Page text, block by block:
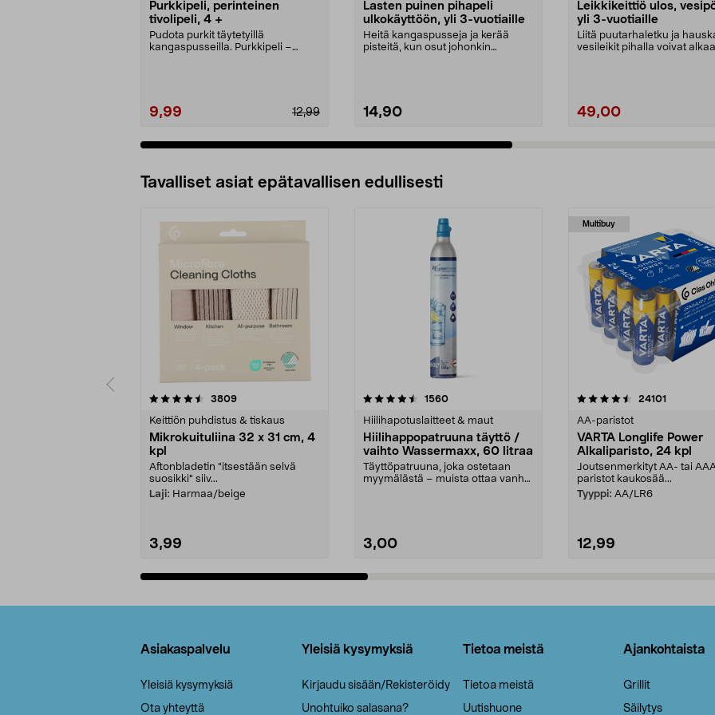
Purkkipeli, perinteinen
tivolipeli, 4 +
Pudota purkit täytetyillä
kangaspusseilla. Purkkipeli –
9,99 12,99
Lasten puinen pihapeli
ulkokäyttöön, yli 3-vuotiaille
Heitä kangaspusseja ja kerää
pisteitä, kun osut johonkin
14,90
Leikkikeittiö ulos,
yli 3-vuotiaille
Liitä puutarhaletku ja
vesileikit pihalla voivat
49,00
Tavalliset asiat epätavallisen edullisesti
3809arvostelut
Keittiön puhdistus & tiskaus
Mikrokuituliina 32 x 31 cm, 4
kpl
Aftonbladetin "itsestään selvä
suosikki" siiv...
Laji: Harmaa/beige
3,99
4.5viidestä
1560arvostelut
Hiilihapotuslaitteet & maut
Hiilihappopatruuna täyttö /
vaihto Wassermaxx, 60 litraa
Täyttöpatruuna, joka ostetaan
myymälästä – muista ottaa vanha
3,00
Multibuy
4.5viidestä
24101
AA-paristot
VARTA Longlife Power
Alkaliparisto, 24 kpl
Joutsenmerkityt AA- tai
paristot kaukosää...
Tyyppi: AA/LR6
12,99
4.5viidestä
Asiakaspalvelu
Yleisiä kysymyksiä
Ota yhteyttä
Yleisiä kysymyksiä
Kirjaudu sisään/Rekisteröidy
Unohtuiko salasana?
Tietoa meistä
Tietoa meistä
Uutishuone
Ajankohtaista
Grillit
Säilytys